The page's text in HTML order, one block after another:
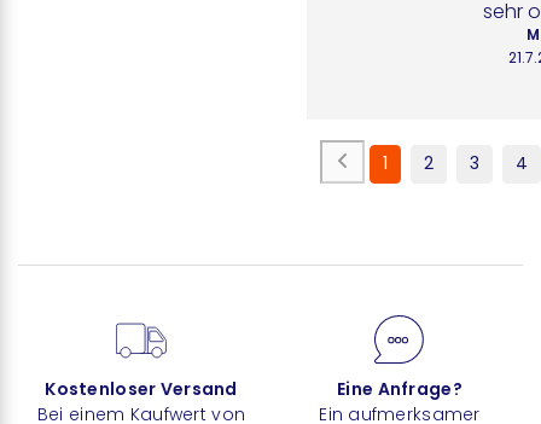
sehr
1 2 3 4
Kostenloser Versand
Bei einem Kaufwert von
Eine Anfrage?
Ein aufmerksamer